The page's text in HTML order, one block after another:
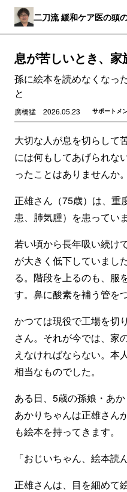
二刀流 緩和ケア医の頭
息が苦しいとき、家
孫に絵本を読めなくなっ
と
廣橋猛 2026.05.23 サポートメ
大切な人が息を切らして
には何もしてあげられな
ったことはありませんか。
正雄さん（75歳）は、重
患、肺気腫）を患ってい
若い頃から長年吸い続け
が大きく低下していまし
る。階段を上るのも、服
す。鼻に酸素を補う管を
かつては現役で工場を切
さん。それが今では、家
えなければならない。本
相当なものでした。
ある日、5歳の孫娘・あ
あかりちゃんは正雄さん
も絵本を持ってきます。
「おじいちゃん、絵本読
正雄さんは、目を細めて